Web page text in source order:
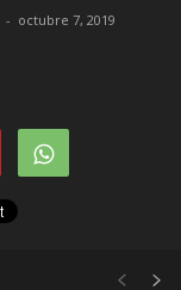
- octubre 7, 2019